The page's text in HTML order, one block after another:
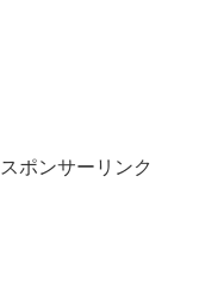
スポンサーリンク